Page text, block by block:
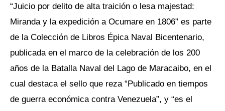
“Juicio por delito de alta traición o lesa majestad:
Miranda y la expedición a Ocumare en 1806” es parte
de la Colección de Libros Épica Naval Bicentenario,
publicada en el marco de la celebración de los 200
años de la Batalla Naval del Lago de Maracaibo, en el
cual destaca el sello que reza “Publicado en tiempos
de guerra económica contra Venezuela”, y “es el